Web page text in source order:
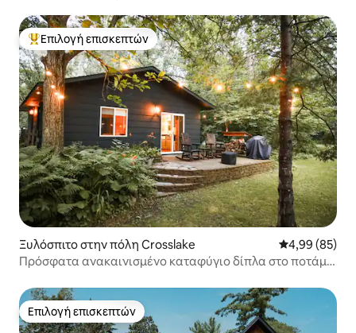
Κορυφαία επιλογή επισκεπτών
Επιλογή επισκεπτών
Ξυλόσπιτο στην πόλη Crosslake Μέση
4,99 (85)
Πρόσφατα ανακαινισμένο καταφύγιο δίπλα στο ποτάμι |
Επιλογή επισκεπτών
Επιλογή επισκεπτών